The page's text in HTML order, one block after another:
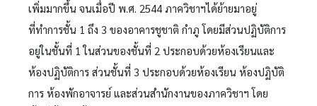
เพิ่มมากขึ้น จนเมื่อปี พ.ศ. 2544 ภาควิชาฯได้ย้ายมาอยู่
ที่ทำการชั้น 1 ถึง 3 ของอาคารชูชาติ กำภู โดยมีส่วนปฏิบัติการ
อยู่ในชั้นที่ 1 ในส่วนของชั้นที่ 2 ประกอบด้วยห้องเรียนและ
ห้องปฏิบัติการ ส่วนชั้นที่ 3 ประกอบด้วยห้องเรียน ห้องปฏิบัติ
การ ห้องพักอาจารย์ และส่วนสำนักงานของภาควิชาฯ โดย